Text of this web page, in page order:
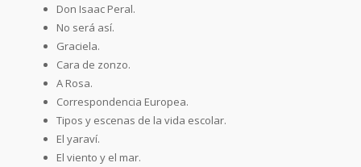
Don Isaac Peral.
No será así.
Graciela.
Cara de zonzo.
A Rosa.
Correspondencia Europea.
Tipos y escenas de la vida escolar.
El yaraví.
El viento y el mar.